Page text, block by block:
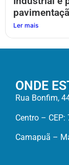
Ler mais
ONDE
Rua Bonfim,
Centro – CEP:
Camapuã –